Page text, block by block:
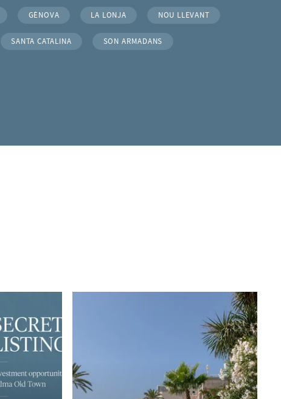
GÈNOVA LA LONJA NOU LLEVANT
SANTA CATALINA SON ARMADANS